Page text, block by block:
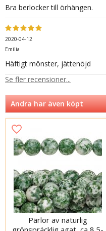
Bra berlocker till örhängen.
2020-04-12
Emilia
Häftigt mönster, jättenöjd
Se fler recensioner...
Andra har även köpt
Pärlor av naturlig